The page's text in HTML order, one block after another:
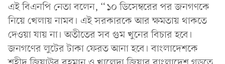
এই বিএনপি নেতা বলেন, “১০ ডিসেম্বরের পর জনগণকে
নিয়ে খেলায় নামব। এই সরকারকে আর ক্ষমতায় থাকতে
দেওয়া যায় না। অতীতের সব গুম খুনের বিচার হবে।
জনগণের লুটের টাকা ফেরত আনা হবে। বাংলাদেশকে